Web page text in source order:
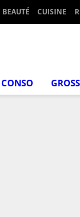
BEAUTÉ CUISINE
CONSO